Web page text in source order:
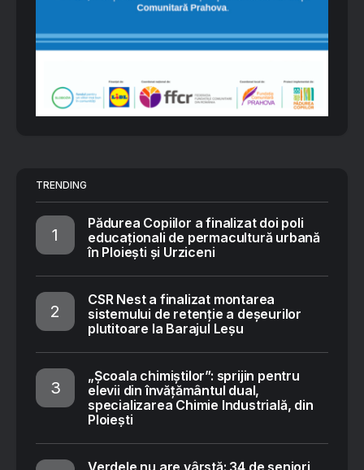
TRENDING
Pădurea Copiilor a finalizat doi poli
educaționali de permacultură urbană
în Ploiești și Urziceni
CSR Nest a finalizat montarea
sistemului de retenție a deșeurilor
plutitoare la Barajul Leșu
„Școala chimiștilor”: sprijin pentru
elevii din învățământul dual,
specializarea Chimie Industrială, din
Ploiești
Verdele nu are vârstă: 34 de seniori